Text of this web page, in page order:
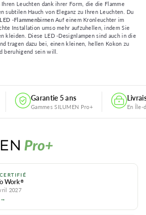
Leuchten dank ihrer Form, die die Flamme
subtilen Hauch von Eleganz zu Ihren Leuchten. Du
-FlammenbirnenAuf einem Kronleuchter im
Installation umso mehr aufzuhellen, indem Sie
kleiden. Diese LED -Designlampen sind auch in die
tragen dazu bei, einen kleinen, hellen Kokon zu
beruhigend sein will.
Garantie 5 ans
Gammes SILUMEN Pro+ En Île-
Work®
2027
→